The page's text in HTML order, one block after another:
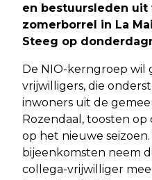
en bestuursleden uit
zomerborrel in La
Steeg op
De NIO-kerngroep wil
vrijwilligers, die
inwoners uit de
Rozendaal, toosten
op het nieuwe
bijeenkomsten neem
collega-vrijwilliger